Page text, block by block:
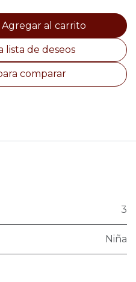
Agregar al carrito
comparar
lista de deseos
3
Niña